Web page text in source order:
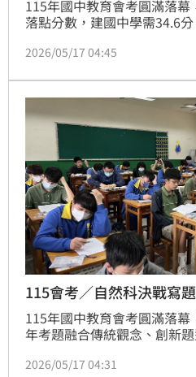
115年國中教育會考圓滿落
落點分數，建國中學需34.6
2題內。考題趨勢緊扣108課
預計6月5日揭曉，補教業者
析服務，掌握志願選填先機
校。
2026/05/17 04:45
115會考／自然科決戰寫
115年國中教育會考圓滿落
年考題融合傳統觀念、創新
具素養與鑑別度的試卷。不過
2026/05/17 04:31